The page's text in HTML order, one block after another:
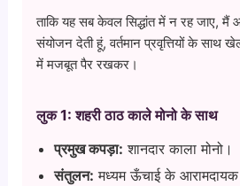
ताकि यह सब केवल सिद्धांत में न रह जाए,
संयोजन देती हूं, वर्तमान प्रवृत्तियों के साथ
में मजबूत पैर रखकर।
लुक 1: शहरी ठाठ काले मोनो के साथ
प्रमुख कपड़ा: शानदार काला मोनो।
संतुलन: मध्यम ऊँचाई के